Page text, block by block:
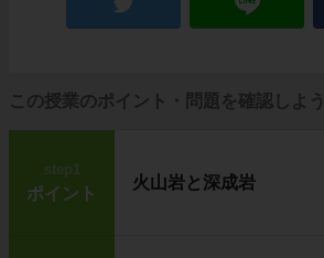
この授業のポイント・問題を確認しよう
step1
ポイント
火山岩と深成岩